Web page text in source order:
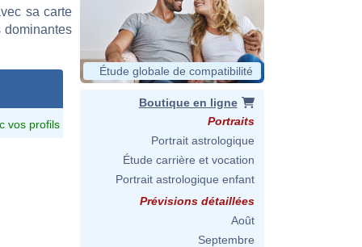
sa carte
vos profils
Étude globale de compatibilité
Boutique en ligne
Portraits
Portrait astrologique
Étude carrière et vocation
Portrait astrologique enfant
Prévisions détaillées
Août
Septembre